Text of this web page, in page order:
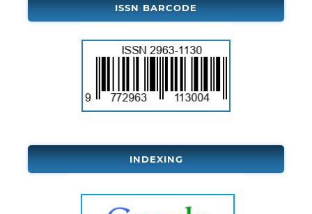
ISSN BARCODE
INDEXING